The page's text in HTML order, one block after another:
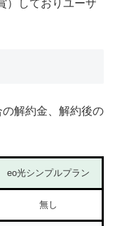
）しておりユーザ
解約金、解約後の
eo光シンプルプラン
無し